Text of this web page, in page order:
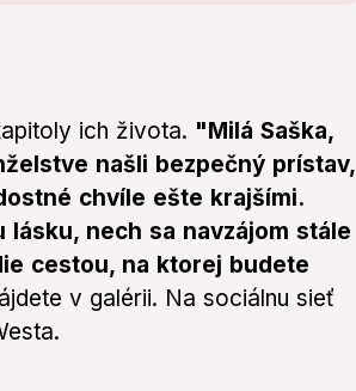
ich života. "Milá Saška,
našli bezpečný prístav,
chvíle ešte krajšími.
nech sa navzájom stále
cestou, na ktorej budete
v galérii. Na sociálnu sieť